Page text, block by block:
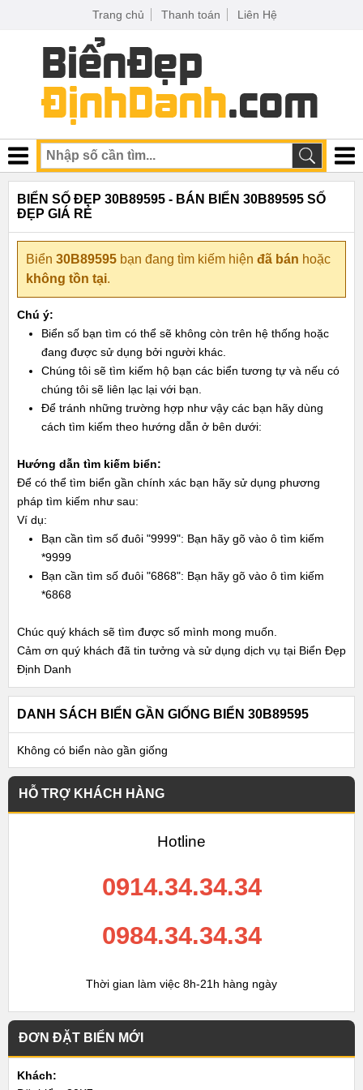
Trang chủ Thanh toán Liên Hệ
BIỂN SỐ ĐẸP 30B89595 - BÁN BIỂN 30B89595 SỐ
ĐẸP GIÁ RẺ
Biển 30B89595 bạn đang tìm kiếm hiện đã bán hoặc
không tồn tại.
Chú ý:
Biển số bạn tìm có thể sẽ không còn trên hệ thống hoặc
đang được sử dụng bởi người khác.
Chúng tôi sẽ tìm kiếm hộ bạn các biển tương tự và nếu có
chúng tôi sẽ liên lạc lại với bạn.
Để tránh những trường hợp như vậy các bạn hãy dùng
cách tìm kiếm theo hướng dẫn ở bên dưới:
Hướng dẫn tìm kiếm biển:
Để có thể tìm biển gần chính xác bạn hãy sử dụng phương
pháp tìm kiếm như sau:
Ví dụ:
Bạn cần tìm số đuôi "9999": Bạn hãy gõ vào ô tìm kiếm
*9999
Bạn cần tìm số đuôi "6868": Bạn hãy gõ vào ô tìm kiếm
*6868
Chúc quý khách sẽ tìm được số mình mong muốn.
Cảm ơn quý khách đã tin tưởng và sử dụng dịch vụ tại Biển Đẹp
Định Danh
DANH SÁCH BIỂN GẦN GIỐNG BIỂN 30B89595
Không có biển nào gần giống
HỖ TRỢ KHÁCH HÀNG
Hotline
0914.34.34.34
0984.34.34.34
Thời gian làm việc 8h-21h hàng ngày
ĐƠN ĐẶT BIỂN MỚI
Khách: